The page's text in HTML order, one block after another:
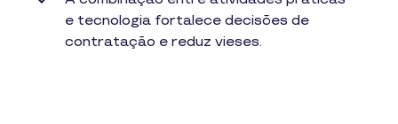
e tecnologia fortalece decisões de
contratação e reduz vieses.